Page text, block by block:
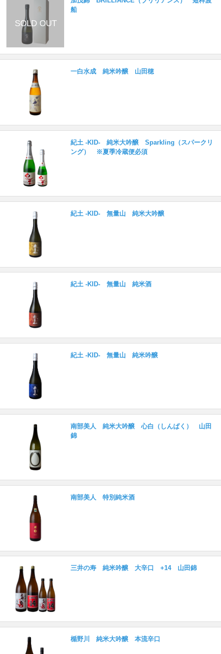
船
一白水成 純米吟醸 山田穂
紀土 -KID- 純米大吟醸 Sparkling（スパークリ
ング） ※夏季冷蔵便必須
紀土 -KID- 無量山 純米大吟醸
紀土 -KID- 無量山 純米酒
紀土 -KID- 無量山 純米吟醸
南部美人 純米大吟醸 心白（しんぱく） 山田
錦
南部美人 特別純米酒
三井の寿 純米吟醸 大辛口 +14 山田錦
楯野川 純米大吟醸 本流辛口